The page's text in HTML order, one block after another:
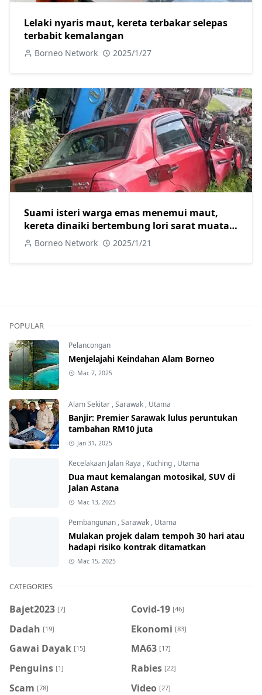
Lelaki nyaris maut, kereta terbakar selepas
terbabit kemalangan
Borneo Network 2025/1/27
Suami isteri warga emas menemui maut,
kereta dinaiki bertembung lori sarat muatan
batu di Jalan Trusan Lawas
Borneo Network 2025/1/21
POPULAR
Pelancongan
Menjelajahi Keindahan Alam Borneo
Mac 7, 2025
Alam Sekitar ,Sarawak , Utama
Banjir: Premier Sarawak lulus peruntukan
tambahan RM10 juta
Jan 31, 2025
Kecelakaan Jalan Raya , Kuching , Utama
Dua maut kemalangan motosikal, SUV di
Jalan Astana
Mac 13, 2025
Pembangunan ,Sarawak , Utama
Mulakan projek dalam tempoh 30 hari atau
hadapi risiko kontrak ditamatkan
Mac 15, 2025
CATEGORIES
Bajet2023 [7] Covid-19 [46]
Dadah [19] Ekonomi [83]
Gawai Dayak [15] MA63 [17]
Penguins [1] Rabies [22]
Scam [78] Video [27]